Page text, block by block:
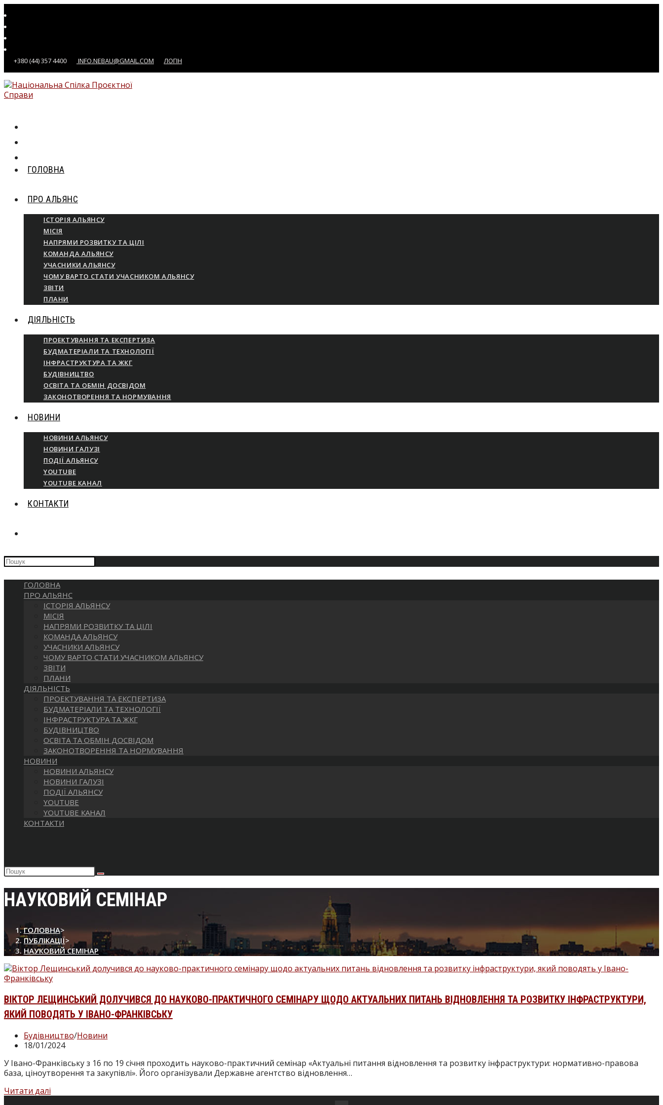
+380 (44) 357 4400 INFO.NEBAU@GMAIL.COM ЛОГІН
ГОЛОВНА
ПРО АЛЬЯНС
ІСТОРІЯ АЛЬЯНСУ
МІСІЯ
НАПРЯМИ РОЗВИТКУ ТА ЦІЛІ
КОМАНДА АЛЬЯНСУ
УЧАСНИКИ АЛЬЯНСУ
ЧОМУ ВАРТО СТАТИ УЧАСНИКОМ АЛЬЯНСУ
ЗВІТИ
ПЛАНИ
ДІЯЛЬНІСТЬ
ПРОЕКТУВАННЯ ТА ЕКСПЕРТИЗА
БУДМАТЕРІАЛИ ТА ТЕХНОЛОГІЇ
ІНФРАСТРУКТУРА ТА ЖКГ
БУДІВНИЦТВО
ОСВІТА ТА ОБМІН ДОСВІДОМ
ЗАКОНОТВОРЕННЯ ТА НОРМУВАННЯ
НОВИНИ
НОВИНИ АЛЬЯНСУ
НОВИНИ ГАЛУЗІ
ПОДІЇ АЛЬЯНСУ
YOUTUBE
YOUTUBE КАНАЛ
КОНТАКТИ
ГОЛОВНА
ПРО АЛЬЯНС
ІСТОРІЯ АЛЬЯНСУ
МІСІЯ
НАПРЯМИ РОЗВИТКУ ТА ЦІЛІ
КОМАНДА АЛЬЯНСУ
УЧАСНИКИ АЛЬЯНСУ
ЧОМУ ВАРТО СТАТИ УЧАСНИКОМ АЛЬЯНСУ
ЗВІТИ
ПЛАНИ
ДІЯЛЬНІСТЬ
ПРОЕКТУВАННЯ ТА ЕКСПЕРТИЗА
БУДМАТЕРІАЛИ ТА ТЕХНОЛОГІЇ
ІНФРАСТРУКТУРА ТА ЖКГ
БУДІВНИЦТВО
ОСВІТА ТА ОБМІН ДОСВІДОМ
ЗАКОНОТВОРЕННЯ ТА НОРМУВАННЯ
НОВИНИ
НОВИНИ АЛЬЯНСУ
НОВИНИ ГАЛУЗІ
ПОДІЇ АЛЬЯНСУ
YOUTUBE
YOUTUBE КАНАЛ
КОНТАКТИ
НАУКОВИЙ СЕМІНАР
ГОЛОВНА>
ПУБЛІКАЦІЇ>
НАУКОВИЙ СЕМІНАР
ВІКТОР ЛЕЩИНСЬКИЙ ДОЛУЧИВСЯ ДО НАУКОВО-ПРАКТИЧНОГО СЕМІНАРУ ЩОДО АКТУАЛЬНИХ ПИТАНЬ ВІДНОВЛЕННЯ ТА РОЗВИТКУ ІНФРАСТРУКТУРИ,
ЯКИЙ ПОВОДЯТЬ У ІВАНО-ФРАНКІВСЬКУ
Будівництво/Новини
18/01/2024
У Івано-Франківську з 16 по 19 січня проходить науково-практичний семінар «Актуальні питання відновлення та розвитку інфраструктури: нормативно-правова
база, ціноутворення та закупівлі». Його організували Державне агентство відновлення…
Читати далі